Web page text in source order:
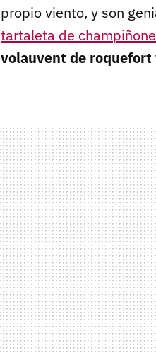
propio viento, y son
tartaleta de
volauvent de